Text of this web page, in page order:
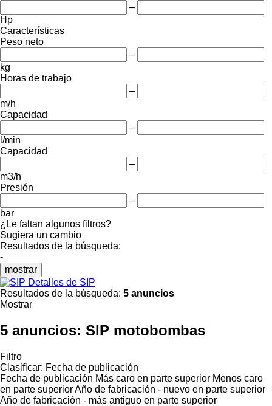
–
Hp
Características
Peso neto
–
kg
Horas de trabajo
–
m/h
Capacidad
–
l/min
Capacidad
–
m3/h
Presión
–
bar
¿Le faltan algunos filtros?
Sugiera un cambio
Resultados de la búsqueda:
-
mostrar
Detalles de SIP
Resultados de la búsqueda: 5 anuncios
Mostrar
5 anuncios: SIP motobombas
Filtro
Clasificar: Fecha de publicación
Fecha de publicación Más caro en parte superior Menos caro
en parte superiorAño de fabricación - nuevo en parte superior
Año de fabricación - más antiguo en parte superior